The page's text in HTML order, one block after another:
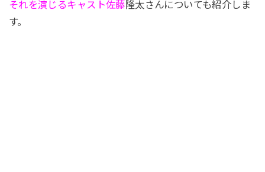
それを演じるキャスト佐藤隆太さんについても紹介しま
す。